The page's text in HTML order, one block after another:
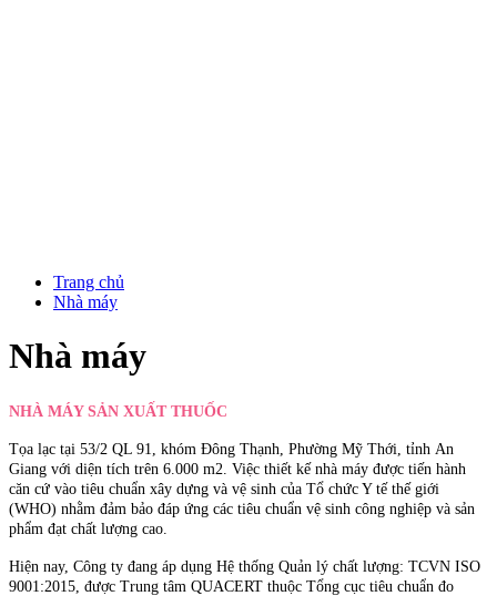
Trang chủ
Nhà máy
Nhà máy
NHÀ MÁY SẢN XUẤT THUỐC
Tọa lạc tại 53/2 QL 91, khóm Đông Thạnh, Phường Mỹ Thới, tỉnh An
Giang với diện tích trên 6.000 m2. Việc thiết kế nhà máy được tiến hành
căn cứ vào tiêu chuẩn xây dựng và vệ sinh của Tổ chức Y tế thế giới
(WHO) nhằm đảm bảo đáp ứng các tiêu chuẩn vệ sinh công nghiệp và sản
phẩm đạt chất lượng cao.
Hiện nay, Công ty đang áp dụng Hệ thống Quản lý chất lượng: TCVN ISO
9001:2015, được Trung tâm QUACERT thuộc Tổng cục tiêu chuẩn đo